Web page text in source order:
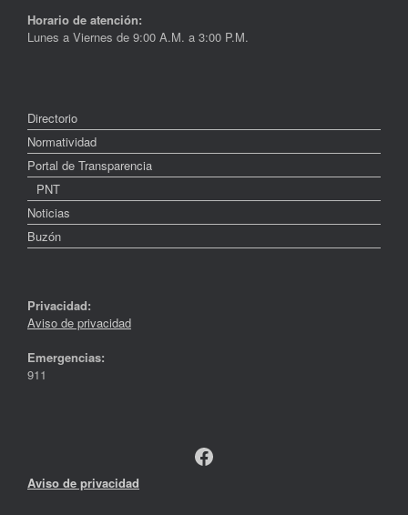
Horario de atención:
Lunes a Viernes de 9:00 A.M. a 3:00 P.M.
Directorio
Normatividad
Portal de Transparencia
PNT
Noticias
Buzón
Privacidad:
Aviso de privacidad
Emergencias:
911
Facebook
Aviso de privacidad